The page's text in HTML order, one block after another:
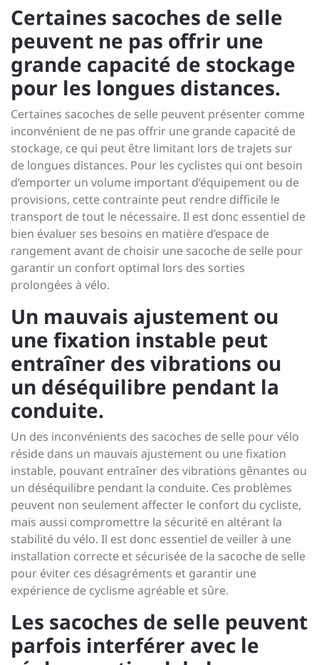
Certaines sacoches de selle
peuvent ne pas offrir une
grande capacité de stockage
pour les longues distances.
Certaines sacoches de selle peuvent présenter comme
inconvénient de ne pas offrir une grande capacité de
stockage, ce qui peut être limitant lors de trajets sur
de longues distances. Pour les cyclistes qui ont besoin
d’emporter un volume important d’équipement ou de
provisions, cette contrainte peut rendre difficile le
transport de tout le nécessaire. Il est donc essentiel de
bien évaluer ses besoins en matière d’espace de
rangement avant de choisir une sacoche de selle pour
garantir un confort optimal lors des sorties
prolongées à vélo.
Un mauvais ajustement ou
une fixation instable peut
entraîner des vibrations ou
un déséquilibre pendant la
conduite.
Un des inconvénients des sacoches de selle pour vélo
réside dans un mauvais ajustement ou une fixation
instable, pouvant entraîner des vibrations gênantes ou
un déséquilibre pendant la conduite. Ces problèmes
peuvent non seulement affecter le confort du cycliste,
mais aussi compromettre la sécurité en altérant la
stabilité du vélo. Il est donc essentiel de veiller à une
installation correcte et sécurisée de la sacoche de selle
pour éviter ces désagréments et garantir une
expérience de cyclisme agréable et sûre.
Les sacoches de selle peuvent
parfois interférer avec le